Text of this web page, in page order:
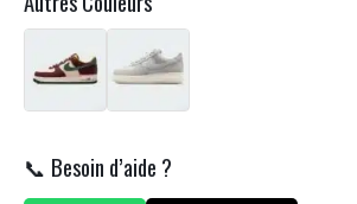
📞 Besoin d’aide ?